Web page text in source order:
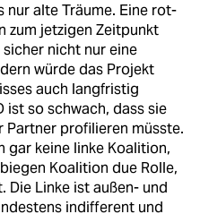
nur alte Träume. Eine rot-
zum jetzigen Zeitpunkt
nicht nur eine
würde das Projekt
auch langfristig
ist so schwach, dass sie
Partner profilieren müsste.
gar keine linke Koalition,
Koalition due Rolle,
Die Linke ist außen- und
indifferent und